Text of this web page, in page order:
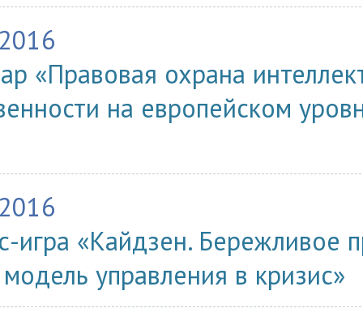
«Правовая охрана
на европейском
игра «Кайдзен. Бережливое
управления в кризис»